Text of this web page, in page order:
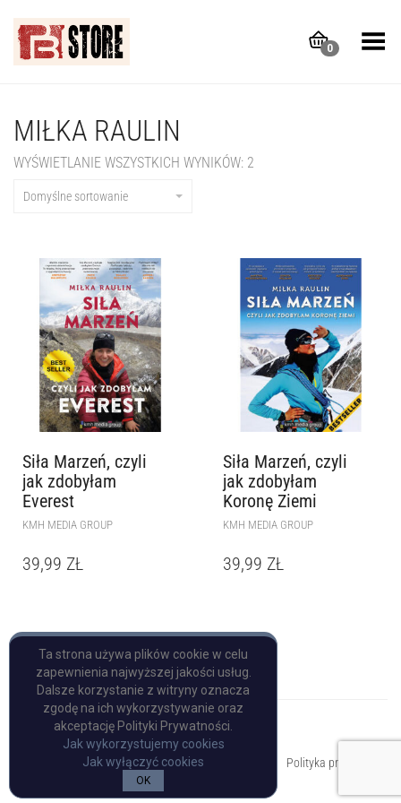
0
Toggle Menu
MIŁKA RAULIN
WYŚWIETLANIE WSZYSTKICH WYNIKÓW: 2
Domyślne sortowanie
Siła Marzeń, czyli
jak zdobyłam
Everest
KMH MEDIA GROUP
39,99 ZŁ
Siła Marzeń, czyli
jak zdobyłam
Koronę Ziemi
KMH MEDIA GROUP
39,99 ZŁ
Copyright © Pulp Books
Polityka prywatności
Ta strona używa plików cookie w celu
zapewnienia najwyższej jakości usług.
Dalsze korzystanie z witryny oznacza
zgodę na ich wykorzystywanie oraz
akceptację Polityki Prywatności.
Jak wykorzystujemy cookies
Jak wyłączyć cookies
OK